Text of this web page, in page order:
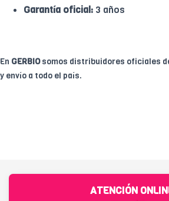
Garantía oficial: 3 años
En GERBIOsomos distribuidores oficiales
y envío a todo el país.
ATENCIÓN